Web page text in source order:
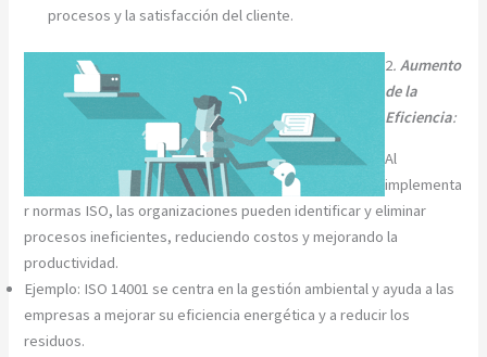
procesos y la satisfacción del cliente.
2.Aumento
de la
Eficiencia:
Al
implementa
r normas ISO, las organizaciones pueden identificar y eliminar
procesos ineficientes, reduciendo costos y mejorando la
productividad.
Ejemplo: ISO 14001 se centra en la gestión ambiental y ayuda a las
empresas a mejorar su eficiencia energética y a reducir los
residuos.